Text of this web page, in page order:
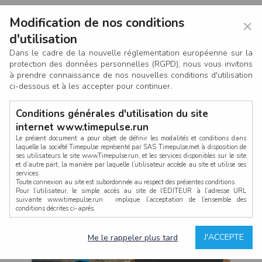
CONNEXION
×
Modification de nos conditions
d'utilisation
Dans le cadre de la nouvelle réglementation européenne sur la
protection des données personnelles (RGPD), nous vous invitons
à prendre connaissance de nos nouvelles conditions d'utilisation
ci-dessous et à les accepter pour continuer.
Conditions générales d'utilisation du site
internet www.timepulse.run
Le présent document a pour objet de définir les modalités et conditions dans
laquelle la société Timepulse représenté par SAS Timepulse,met à disposition de
ses utilisateurs le site www.Timepulse.run, et les services disponibles sur le site
et d’autre part, la manière par laquelle l’utilisateur accède au site et utilise ses
services.
Toute connexion au site est subordonnée au respect des présentes conditions.
Pour l’utilisateur, le simple accès au site de l’EDITEUR à l’adresse URL
suivante www.timepulse.run implique l’acceptation de l’ensemble des
conditions décrites ci-après.
La structure générale du site www.timepulse.run, par quelque procédé que ce
soit, sans l'autorisation préalable et par écrit de Fourcherot Mickael et/ou de ses
J'ACCEPTE
Me le rappeler plus tard